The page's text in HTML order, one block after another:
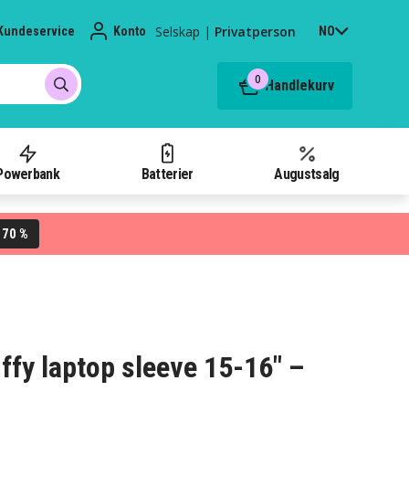
Kundeservice Konto Selskap | Privatperson NO
0 Handlekurv
Batterier Augustsalg
70 %
laptop sleeve 15-16" –